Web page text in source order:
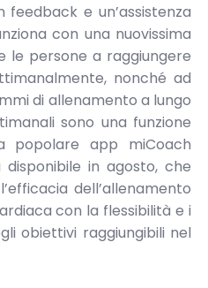
e un’assistenza
con una nuovissima
le persone a raggiungere
nonché ad
di allenamento a lungo
sono una funzione
popolare app miCoach
in agosto, che
dell’allenamento
con la flessibilità e i
obiettivi raggiungibili nel